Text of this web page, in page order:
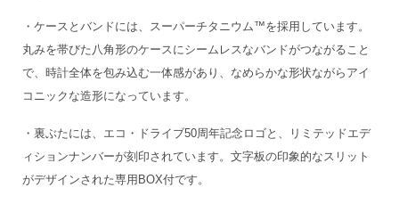
・ケースとバンドには、スーパーチタニウム™を採用しています。
丸みを帯びた八角形のケースにシームレスなバンドがつながること
で、時計全体を包み込む一体感があり、なめらかな形状ながらアイ
コニックな造形になっています。
・裏ぶたには、エコ・ドライブ50周年記念ロゴと、リミテッドエデ
ィションナンバーが刻印されています。文字板の印象的なスリット
がデザインされた専用BOX付です。